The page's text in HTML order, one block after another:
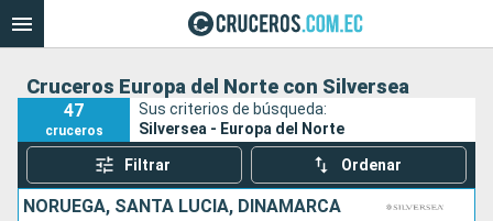
Cruceros Europa del Norte con Silversea
47
cruceros
Sus criterios de búsqueda:
Silversea - Europa del Norte
Filtrar Ordenar
NORUEGA, SANTA LUCIA, DINAMARCA